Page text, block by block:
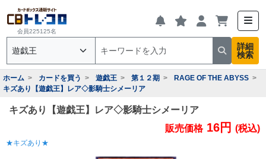
会員225125名
詳細
検索
ホーム カードを買う 遊戯王 第１２期
RAGE OF THE ABYSS
キズあり【遊戯王】レア◇影騎士シメーリア
キズあり【遊戯王】レア◇影騎士シメーリア
★キズあり★
販売価格 16円 (税込)